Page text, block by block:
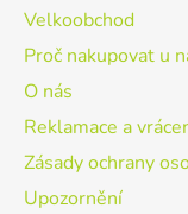
Velkoobchod
Proč nakupovat u
O nás
Reklamace a
Zásady ochrany
Upozornění